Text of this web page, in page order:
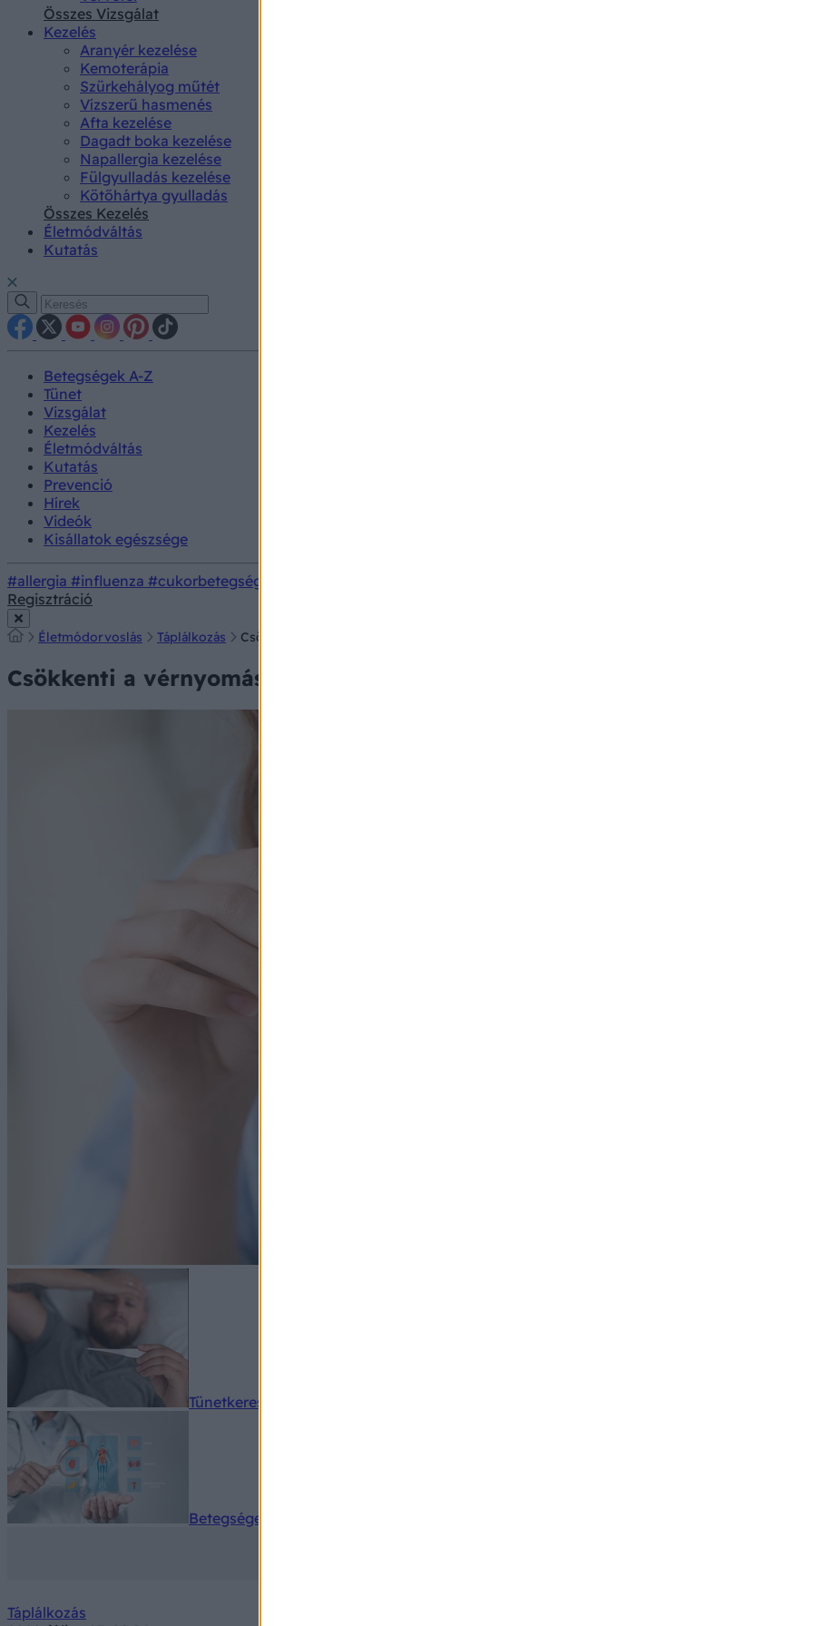
Összes Vizsgálat
Kezelés
Aranyér kezelése
Kemoterápia
Szürkehályog műtét
Vízszerű hasmenés
Afta kezelése
Dagadt boka kezelése
Napallergia kezelése
Fülgyulladás kezelése
Kötőhártya gyulladás
Összes Kezelés
Életmódváltás
Kutatás
Betegségek A-Z
Tünet
Vizsgálat
Kezelés
Életmódváltás
Kutatás
Prevenció
Hírek
Videók
Kisállatok egészsége
#allergia #influenza #cukorbetegség
Regisztráció
Életmódorvoslás Táplálkozás Csökkenti a vérnyomást az édes rágógumi? Egy új tanulmány szerint igen, mutatjuk a trükköt!
Csökkenti a vérnyomást az édes rágógumi? Egy új tanulmány szerint
Tünetkereső
Betegségek A-Z
Táplálkozás